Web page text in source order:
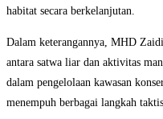
habitat secara berkelanjutan.
​Dalam keterangannya, MHD
antara satwa liar dan aktivitas
dalam pengelolaan kawasan
menempuh berbagai langkah